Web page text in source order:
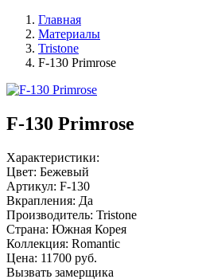
Главная
Материалы
Tristone
F-130 Primrose
F-130 Primrose
Характеристики:
Цвет: Бежевый
Артикул: F-130
Вкрапления: Да
Производитель: Tristone
Страна: Южная Корея
Коллекция: Romantic
Цена: 11700 руб.
Вызвать замерщика